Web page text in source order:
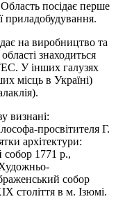
посідає перше
приладобудування.
на виробництво та
знаходиться
У інших галузях
місць в Україні)
визнані:
просвітителя Г.
архітектури:
1771 р.,
собор
століття в м. Ізюмі.